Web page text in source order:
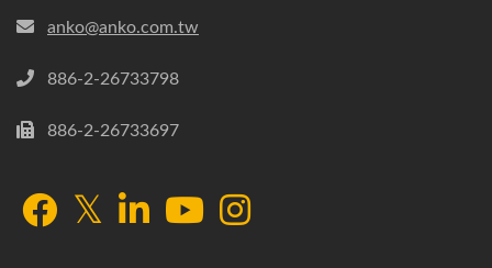
anko@anko.com.tw
886-2-26733798
886-2-26733697